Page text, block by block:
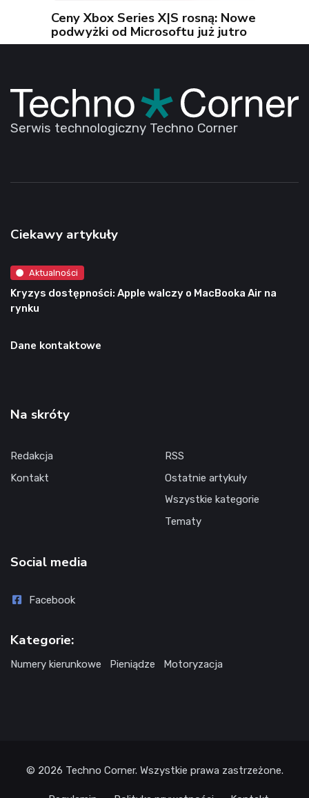
Ceny Xbox Series X|S rosną: Nowe
podwyżki od Microsoftu już jutro
Serwis technologiczny Techno Corner
Ciekawy artykuły
Aktualności
Kryzys dostępności: Apple walczy o MacBooka Air na
rynku
Dane kontaktowe
Na skróty
Redakcja
Kontakt
RSS
Ostatnie artykuły
Wszystkie kategorie
Tematy
Social media
Facebook
Kategorie:
Numery kierunkowe Pieniądze Motoryzacja
© 2026 Techno Corner. Wszystkie prawa zastrzeżone.